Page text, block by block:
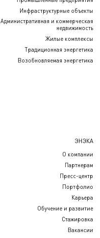
Инфраструктурные объекты
Административная и коммерческая
недвижимость
Жилые комплексы
Традиционная энергетика
Возобновляемая энергетика
ЭНЭКА
О компании
Партнерам
Пресс-центр
Портфолио
Карьера
Обучение и развитие
Стажировка
Вакансии